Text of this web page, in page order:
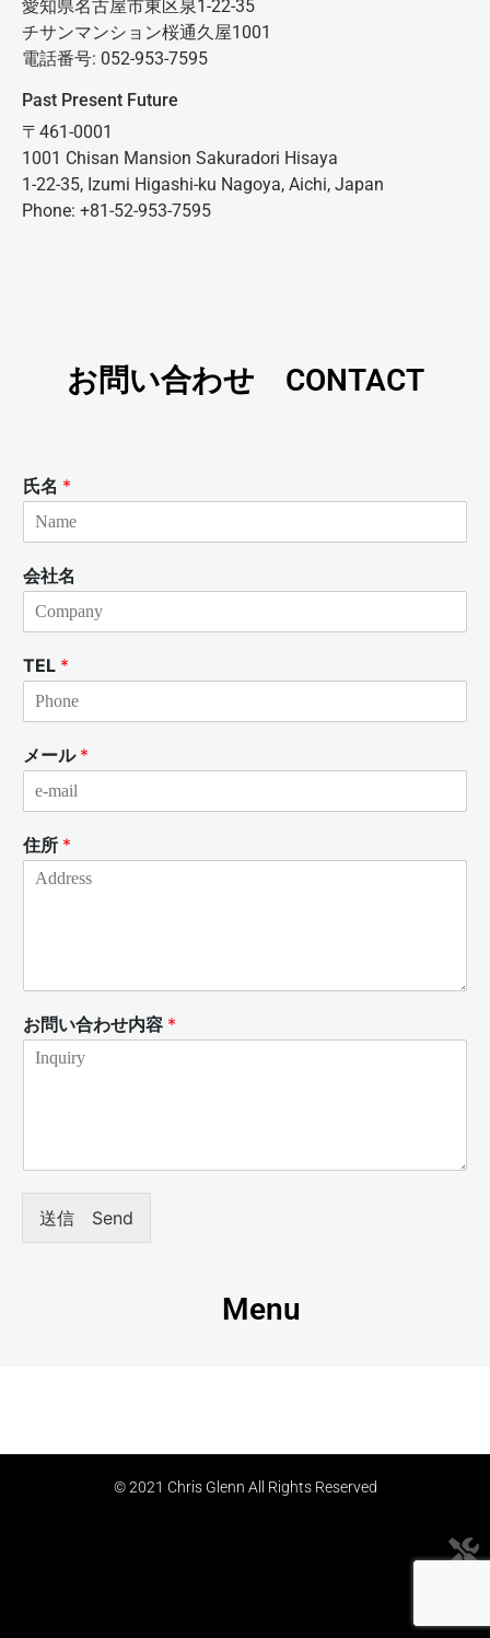
愛知県名古屋市東区泉1-22-35
チサンマンション桜通久屋1001
電話番号: 052-953-7595
Past Present Future
〒461-0001
1001 Chisan Mansion Sakuradori Hisaya
1-22-35, Izumi Higashi-ku Nagoya, Aichi, Japan
Phone: +81-52-953-7595
お問い合わせ CONTACT
氏名 *
会社名
TEL *
メール *
住所 *
お問い合わせ内容 *
送信 Send
Menu
© 2021 Chris Glenn All Rights Reserved